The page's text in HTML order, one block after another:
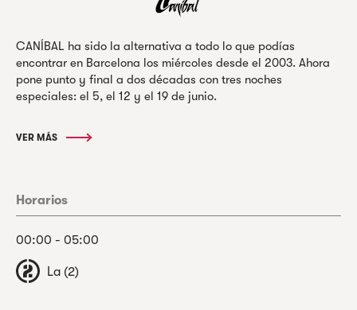
CANÍBAL ha sido la alternativa a todo lo que podías
encontrar en Barcelona los miércoles desde el 2003. Ahora
pone punto y final a dos décadas con tres noches
especiales: el 5, el 12 y el 19 de junio.
VER MÁS
Horarios
00:00 - 05:00
La (2)